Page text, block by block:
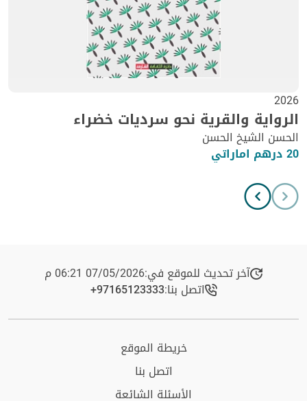
2026
الرواية والقرية نحو سرديات خضراء
الحسن الشيخ الحسن
20 درهم اماراتي
آخر تحديث للموقع في:07/05/2026 06:21 م
اتصل بنا:+97165123333​
خريطة الموقع
اتصل بنا
الأسئلة الشائعة